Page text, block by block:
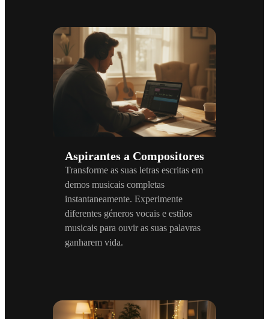
Aspirantes a Compositores
Transforme as suas letras escritas em
demos musicais completas
instantaneamente. Experimente
diferentes géneros vocais e estilos
musicais para ouvir as suas palavras
ganharem vida.